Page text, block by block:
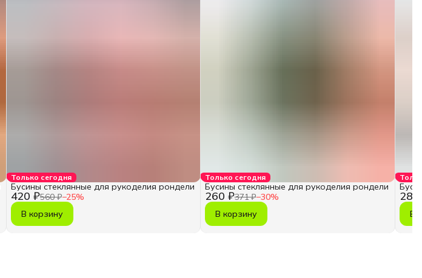
Только сегодня
420 ₽560 ₽−25%
Бусины стеклянные для рукоделия рондели
В корзину
Только сегодня
260 ₽371 ₽−30%
Бусины стеклянные для рукоделия рондели
В корзину
286
В